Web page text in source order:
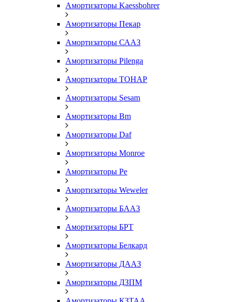
Амортизаторы Kaessbohrer
Амортизаторы Пекар
Амортизаторы СААЗ
Амортизаторы Pilenga
Амортизаторы ТОНАР
Амортизаторы Sesam
Амортизаторы Bm
Амортизаторы Daf
Амортизаторы Monroe
Амортизаторы Pe
Амортизаторы Weweler
Амортизаторы БААЗ
Амортизаторы БРТ
Амортизаторы Белкард
Амортизаторы ДААЗ
Амортизаторы ДЗПМ